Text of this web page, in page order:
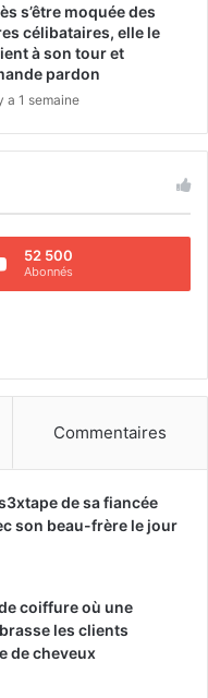
s’être moquée des
célibataires, elle le
à son tour et
pardon
a 1 semaine
52 500
Abonnés
Commentaires
de sa fiancée
son beau-frère le jour
coiffure où une
les clients
de cheveux